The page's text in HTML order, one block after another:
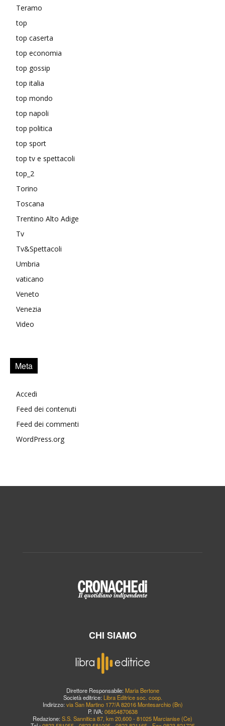
Teramo
top
top caserta
top economia
top gossip
top italia
top mondo
top napoli
top politica
top sport
top tv e spettacoli
top_2
Torino
Toscana
Trentino Alto Adige
Tv
Tv&Spettacoli
Umbria
vaticano
Veneto
Venezia
Video
Meta
Accedi
Feed dei contenuti
Feed dei commenti
WordPress.org
CHI SIAMO
Direttore Responsabile: Maria Bertone
Società editrice: Libra Editrice soc. coop.
Indirizzo: via San Martino 177/A 82016 Montesarchio (Bn)
P. IVA: 06854870638
Redazione: S.S. Sannitica 87, km 20,600 - 81025 Marcianise (Ce)